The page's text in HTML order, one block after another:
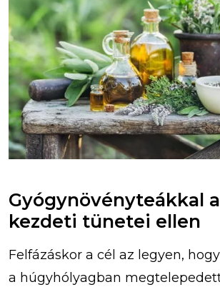
Gyógynövényteákkal
kezdeti tünetei ellen
Felfázáskor a cél az legyen,
a húgyhólyagban